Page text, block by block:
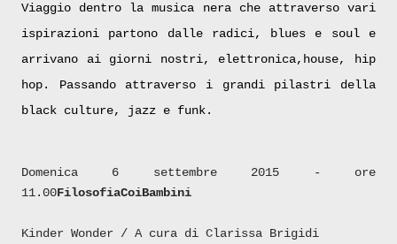
Viaggio dentro la musica nera che attraverso vari
ispirazioni partono dalle radici, blues e soul e
arrivano ai giorni nostri, elettronica,house, hip
hop. Passando attraverso i grandi pilastri della
black culture, jazz e funk.
Domenica 6 settembre 2015 - ore
11.00FilosofiaCoiBambini
Kinder Wonder / A cura di Clarissa Brigidi